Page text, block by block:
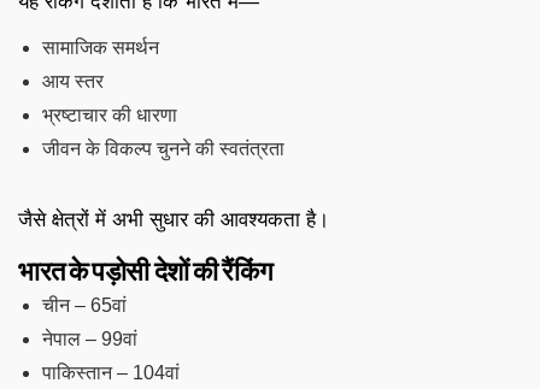
सामाजिक समर्थन
आय स्तर
भ्रष्टाचार की धारणा
जीवन के विकल्प चुनने की स्वतंत्रता
जैसे क्षेत्रों में अभी सुधार की आवश्यकता है।
भारत के पड़ोसी देशों की रैंकिंग
चीन – 65वां
नेपाल – 99वां
पाकिस्तान – 104वां